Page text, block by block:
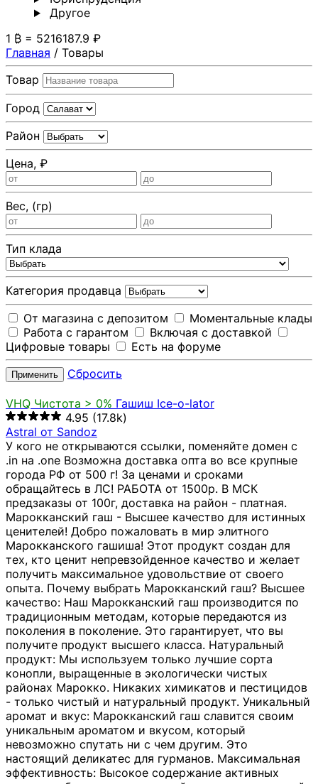
Другoе
1 ₿ = 5216187.9 ₽
Главная / Товары
Товар
Город
Район
Цена, ₽
Вес, (гр)
Тип клада
Категория продавца
От магазина с депозитом
Моментальные клады
Работа с гарантом
Включая с доставкой
Цифровые товары
Есть на форуме
Применить Сбросить
VHQ Чистота > 0% Гашиш Ice-o-lator
4.95 (17.8k)
Astral от Sandoz
У кого не открываются ссылки, поменяйте домен с
.in на .one Возможна доставка опта во все крупные
города РФ от 500 г! За ценами и сроками
обращайтесь в ЛС! РАБОТА от 1500р. В МСК
предзаказы от 100г, доставка на район - платная.
Марокканский гаш - Высшее качество для истинных
ценителей! Добро пожаловать в мир элитного
Марокканского гашиша! Этот продукт создан для
тех, кто ценит непревзойденное качество и желает
получить максимальное удовольствие от своего
опыта. Почему выбрать Марокканский гаш? Высшее
качество: Наш Марокканский гаш производится по
традиционным методам, которые передаются из
поколения в поколение. Это гарантирует, что вы
получите продукт высшего класса. Натуральный
продукт: Мы используем только лучшие сорта
конопли, выращенные в экологически чистых
районах Марокко. Никаких химикатов и пестицидов
- только чистый и натуральный продукт. Уникальный
аромат и вкус: Марокканский гаш славится своим
уникальным ароматом и вкусом, который
невозможно спутать ни с чем другим. Это
настоящий деликатес для гурманов. Максимальная
эффективность: Высокое содержание активных